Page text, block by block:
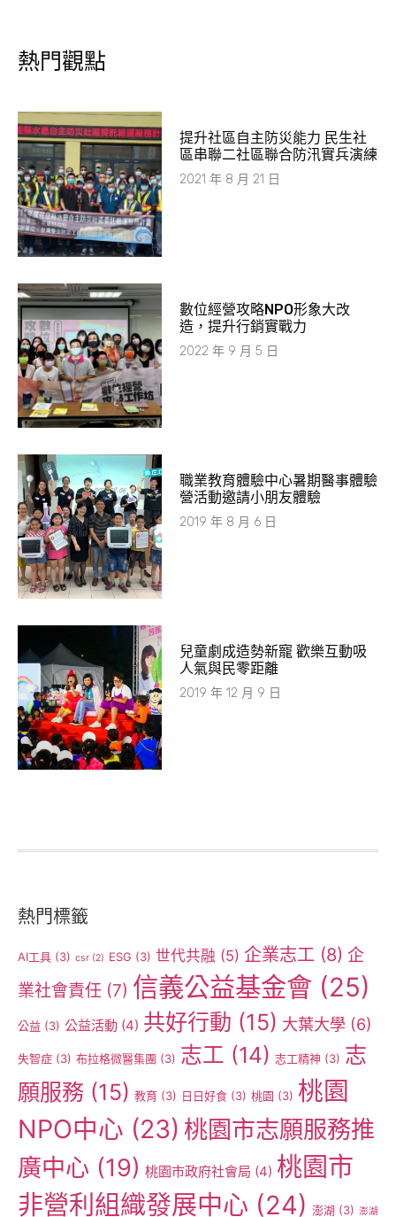
熱門觀點
提升社區自主防災能力 民生社
區串聯二社區聯合防汛實兵演練
2021 年 8 月 21 日
數位經營攻略NPO形象大改
造，提升行銷實戰力
2022 年 9 月 5 日
職業教育體驗中心暑期醫事體驗
營活動邀請小朋友體驗
2019 年 8 月 6 日
兒童劇成造勢新寵 歡樂互動吸
人氣與民零距離
2019 年 12 月 9 日
熱門標籤
AI工具 (3) csr (2) ESG (3) 世代共融 (5) 企業志工 (8) 企
業社會責任 (7) 信義公益基金會 (25)
公益 (3) 公益活動 (4) 共好行動 (15) 大葉大學 (6)
失智症 (3) 布拉格微醫集團 (3) 志工 (14) 志工精神 (3) 志
願服務 (15) 教育 (3) 日日好食 (3) 桃園 (3) 桃園
NPO中心 (23) 桃園市志願服務推
廣中心 (19) 桃園市政府社會局 (4) 桃園市
非營利組織發展中心 (24) 澎湖 (3) 澎湖